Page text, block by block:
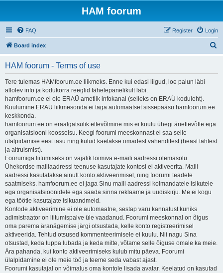
HAM foorum
FAQ Login
Register
Board index
HAM foorum - Terms of use
Tere tulemas HAMfoorum.ee liikmeks. Enne kui edasi liigud, loe palun läbi
allolev info ja kodukorra reeglid tähelepanelikult läbi.
hamfoorum.ee ei ole ERAÜ ametlik infokanal (selleks on ERAÜ koduleht).
Kuulumine ERAÜ liikmesonda ei taga automaatset sissepääsu hamfoorum.ee
keskkonda.
hamfoorum.ee on eraalgatsulik ettevõtmine mis ei kuulu ühegi äriettevõtte ega
organisatsiooni koosseisu. Keegi foorumi meeskonnast ei saa selle
ülalpidamise eest tasu ning kulud kaetakse omadest vahenditest (heast tahtest
ja altruismist).
Foorumiga liitumiseks on vajalik toimiva e-maili aadressi olemasolu.
Ühekordse mailiaadressi teenuse kasutajate kontosi ei aktiveerita. Maili
aadressi kasutatakse ainult konto aktiveerimisel, ning foorumi teadete
saatmiseks. hamfoorum.ee ei jaga Sinu maili aadressi kolmandatele isikutele
ega organisatsioonidele ega saada sinna reklaame ja uudiskirju. Me ei kogu
ega töötle kasutajate isikuandmeid.
Kontode aktiveerimine ei ole automaatne, sestap varu kannatust kuniks
adimistraator on liitumispalve üle vaadanud. Foorumi meeskonnal on õigus
oma parema äranägemise järgi otsustada, kelle konto registreerimisel
aktiveerida. Tehtud otsused kommenteerimisele ei kuulu. Nii nagu Sina
otsustad, keda tuppa lubada ja keda mitte, võtame selle õiguse omale ka meie.
Ära pahanda, kui konto aktiveerimiseks kulub mitu päeva. Foorumi
ülalpidamine ei ole meie töö ja teeme seda vabast ajast.
Foorumi kasutajal on võimalus oma kontole lisada avatar. Keelatud on kasutad